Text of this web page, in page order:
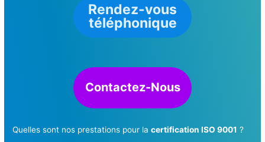
Rendez-vous
téléphonique
Contactez-Nous
Quelles sont nos prestations pour lacertification ISO 9001 ?